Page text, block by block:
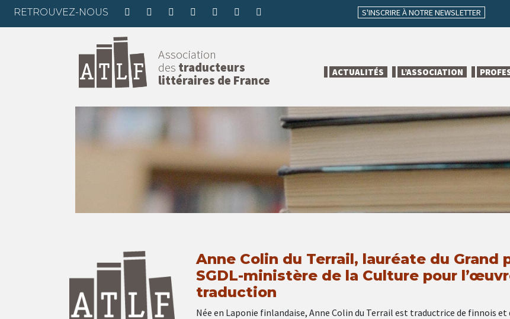
RETROUVEZ-NOUS S'INSCRIRE À NOTRE NEWSLETTER
Association
des traducteurs
littéraires de France
ACTUALITÉS L’ASSOCIATION
Anne Colin du Terrail, lauréate du Grand
SGDL-ministère de la Culture pour
traduction
Née en Laponie finlandaise, Anne Colin du Terrail est traductrice de finnois et